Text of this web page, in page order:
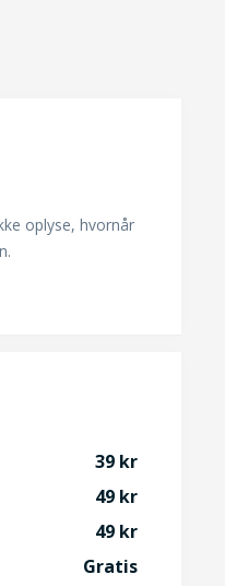
oplyse, hvornår
39
49
49
Gratis